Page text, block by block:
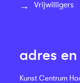
Vrijwilligers
adres
Kunst Centrum